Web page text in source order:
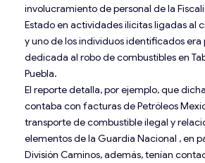
involucramiento de personal de la
Estado en actividades ilícitas ligadas al
y uno de los individuos identificados era
dedicada al robo de combustibles en
Puebla.
El reporte detalla, por ejemplo, que
contaba con facturas de Petróleos
transporte de combustible ilegal y
elementos de la Guardia Nacional , en
División Caminos, además, tenían